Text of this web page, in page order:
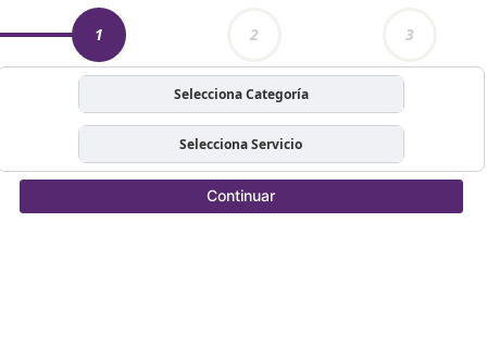
1 2 3
Selecciona Categoría
Selecciona Servicio
Continuar